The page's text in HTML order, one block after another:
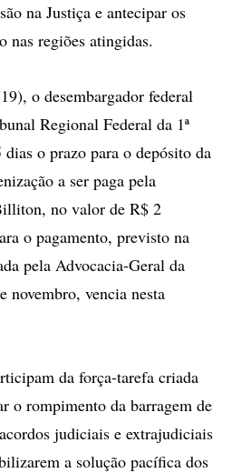
na Justiça e antecipar os
nas regiões atingidas.
o desembargador federal
Regional Federal da 1ª
o prazo para o depósito da
a ser paga pela
no valor de R$ 2
o pagamento, previsto na
pela Advocacia-Geral da
vencia nesta
da força-tarefa criada
o rompimento da barragem de
judiciais e extrajudiciais
a solução pacífica dos